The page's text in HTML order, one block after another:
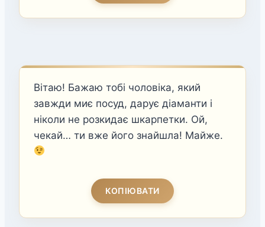
Вітаю! Бажаю тобі чоловіка, який
завжди миє посуд, дарує діаманти і
ніколи не розкидає шкарпетки. Ой,
чекай… ти вже його знайшла! Майже.
КОПІЮВАТИ